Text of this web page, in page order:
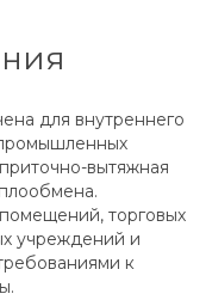
для внутреннего
вытяжная
торговых
учреждений и
к